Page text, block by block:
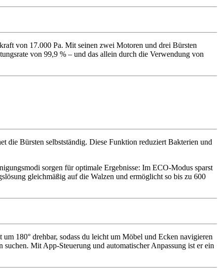
von 17.000 Pa. Mit seinen zwei Motoren und drei Bürsten
von 99,9 % – und das allein durch die Verwendung von
die Bürsten selbstständig. Diese Funktion reduziert Bakterien und
sorgen für optimale Ergebnisse: Im ECO-Modus sparst
gleichmäßig auf die Walzen und ermöglicht so bis zu 600
180° drehbar, sodass du leicht um Möbel und Ecken navigieren
Mit App-Steuerung und automatischer Anpassung ist er ein